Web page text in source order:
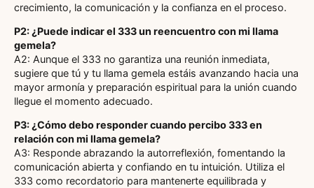
crecimiento, la comunicación y la confianza en el proceso.
P2: ¿Puede indicar el 333 un reencuentro con mi llama
gemela?
A2: Aunque el 333 no garantiza una reunión inmediata,
sugiere que tú y tu llama gemela estáis avanzando hacia una
mayor armonía y preparación espiritual para la unión cuando
llegue el momento adecuado.
P3: ¿Cómo debo responder cuando percibo 333 en
relación con mi llama gemela?
A3: Responde abrazando la autorreflexión, fomentando la
comunicación abierta y confiando en tu intuición. Utiliza el
333 como recordatorio para mantenerte equilibrada y